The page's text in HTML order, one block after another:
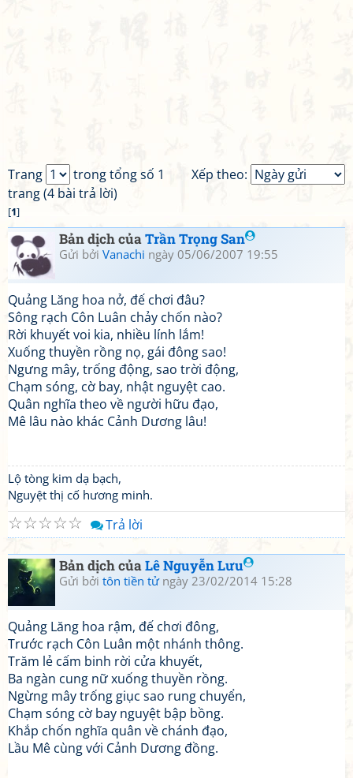
Xếp theo:
Trang
trong tổng số 1
trang (4 bài trả lời)
[1]
Bản dịch củaTrần Trọng San
Gửi bởi Vanachi ngày 05/06/2007 19:55
Quảng Lăng hoa nở, đế chơi đâu?
Sông rạch Côn Luân chảy chốn nào?
Rời khuyết voi kia, nhiều lính lắm!
Xuống thuyền rồng nọ, gái đông sao!
Ngưng mây, trống động, sao trời động,
Chạm sóng, cờ bay, nhật nguyệt cao.
Quân nghĩa theo về người hữu đạo,
Mê lâu nào khác Cảnh Dương lâu!
Lộ tòng kim dạ bạch,
Nguyệt thị cố hương minh.
☆
☆
☆
☆
☆ Trả lời
Bản dịch củaLê Nguyễn Lưu
Gửi bởi tôn tiền tửngày 23/02/2014 15:28
Quảng Lăng hoa rậm, đế chơi đông,
Trước rạch Côn Luân một nhánh thông.
Trăm lẻ cấm binh rời cửa khuyết,
Ba ngàn cung nữ xuống thuyền rồng.
Ngừng mây trống giục sao rung chuyển,
Chạm sóng cờ bay nguyệt bập bồng.
Khắp chốn nghĩa quân về chánh đạo,
Lầu Mê cùng với Cảnh Dương đồng.